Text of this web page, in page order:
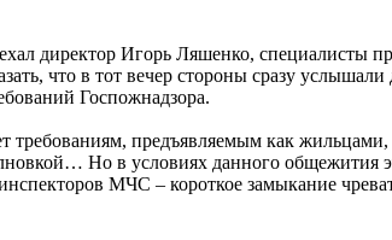
директор Игорь Ляшенко, специалисты
что в тот вечер стороны сразу
Го­спожнадзора.
требованиям, предъявляемым как
Но в условиях данного об­щежития
МЧС – короткое замыкание